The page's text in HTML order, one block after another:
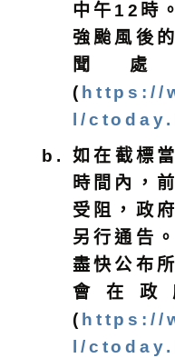
中午12時
強颱風後
聞
( https://
l/
如在截標
時間內，
受阻，政
另行通告
盡快公布
會在政
( https://
l/